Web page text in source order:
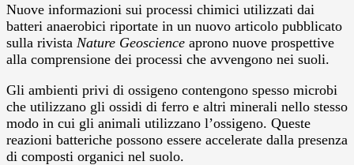
Nuove informazioni sui processi chimici utilizzati dai
batteri anaerobici riportate in un nuovo articolo pubblicato
sulla rivista Nature Geoscience aprono nuove prospettive
alla comprensione dei processi che avvengono nei suoli.
Gli ambienti privi di ossigeno contengono spesso microbi
che utilizzano gli ossidi di ferro e altri minerali nello stesso
modo in cui gli animali utilizzano l’ossigeno. Queste
reazioni batteriche possono essere accelerate dalla presenza
di composti organici nel suolo.